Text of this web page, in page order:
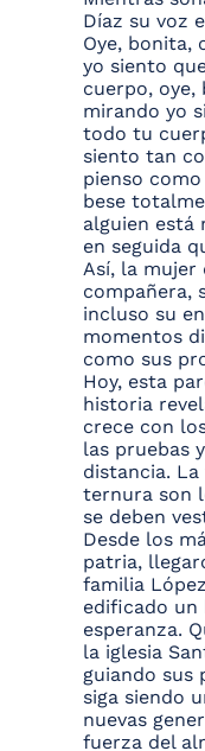
Díaz su voz
Oye, bonita,
yo siento
cuerpo, oye,
mirando yo
todo tu
siento tan
pienso
bese
alguien está
en seguida
Así, la mujer
compañera,
incluso su
momentos
como sus
Hoy, esta
historia
crece con
las pruebas
distancia.
ternura son
se deben
Desde los
patria,
familia
edificado un
esperanza.
la iglesia
guiando sus
siga siendo
nuevas
fuerza del